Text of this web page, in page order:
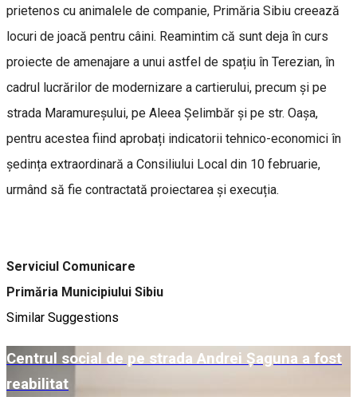
prietenos cu animalele de companie, Primăria Sibiu creează
locuri de joacă pentru câini. Reamintim că sunt deja în curs
proiecte de amenajare a unui astfel de spațiu în Terezian, în
cadrul lucrărilor de modernizare a cartierului, precum și pe
strada Maramureșului, pe Aleea Șelimbăr și pe str. Oașa,
pentru acestea fiind aprobați indicatorii tehnico-economici în
ședința extraordinară a Consiliului Local din 10 februarie,
urmând să fie contractată proiectarea și execuția.
Serviciul Comunicare
Primăria Municipiului Sibiu
Similar Suggestions
Centrul social de pe strada Andrei Șaguna a fost
reabilitat